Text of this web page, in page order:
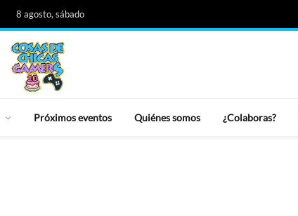
8 agosto, sábado
Próximos eventos Quiénes somos ¿Colaboras?